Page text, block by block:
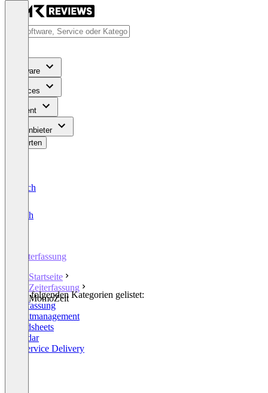
Software
Services
Content
Für Anbieter
Bewerten
Deutsch
English
Zeiterfassung
Startseite
Zeiterfassung
MomoZeit
In den folgenden Kategorien gelistet:
Zeiterfassung
Projektmanagement
Spreadsheets
Calendar
HR Service Delivery